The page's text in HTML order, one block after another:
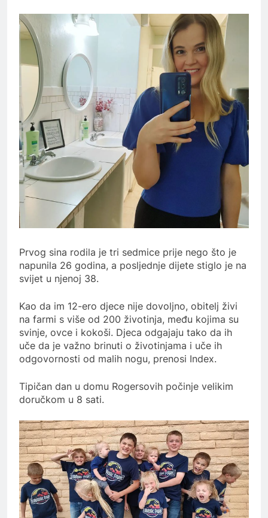
Prvog sina rodila je tri sedmice prije nego što je
napunila 26 godina, a posljednje dijete stiglo je na
svijet u njenoj 38.
Kao da im 12-ero djece nije dovoljno, obitelj živi
na farmi s više od 200 životinja, među kojima su
svinje, ovce i kokoši. Djeca odgajaju tako da ih
uče da je važno brinuti o životinjama i uče ih
odgovornosti od malih nogu, prenosi Index.
Tipičan dan u domu Rogersovih počinje velikim
doručkom u 8 sati.